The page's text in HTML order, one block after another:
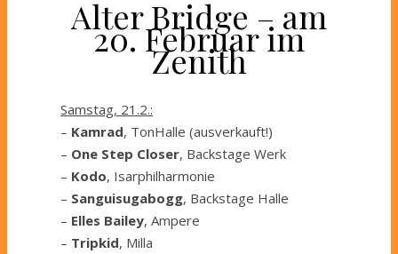
Alter Bridge – am
20. Februar im
Zenith
Samstag, 21.2.:
– Kamrad, TonHalle (ausverkauft!)
– One Step Closer, Backstage Werk
– Kodo, Isarphilharmonie
– Sanguisugabogg, Backstage Halle
– Elles Bailey, Ampere
– Tripkid, Milla